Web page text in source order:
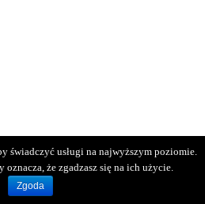
świadczyć usługi na najwyższym poziomie.
oznacza, że zgadzasz się na ich użycie.
Zgoda